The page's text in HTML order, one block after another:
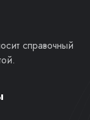
справочный